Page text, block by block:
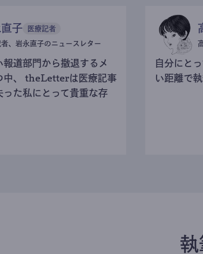
子 医療記者
者、岩永直子のニュースレター
道部門から撤退するメ
中、 theLetterは医療記事
った私にとって貴重な存
自分にと
い距離で
執